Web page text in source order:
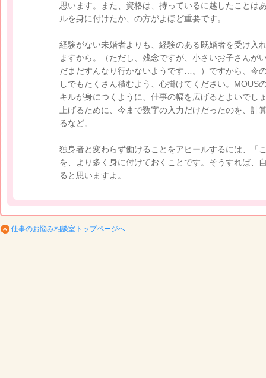
思います。また、資格は、持っているに越したことは
ルを身に付けたか、の方がよほど重要です。
経験がない未婚者よりも、経験のある既婚者を受け入
ますから。（ただし、残念ですが、小さいお子さんが
だまだすんなり行かないようです…。）ですから、今
しでもたくさん積むよう、心掛けてください。MOUS
キルが身につくように、仕事の幅を広げるとよいでし
上げるために、今まで数字の入力だけだったのを、計
るなど。
独身者と変わらず働けることをアピールするには、「
を、より多く身に付けておくことです。そうすれば、
ると思いますよ。
仕事のお悩み相談室トップページへ